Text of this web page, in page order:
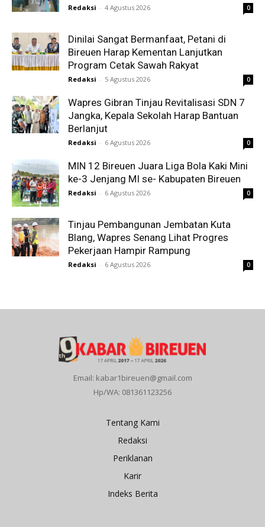
Redaksi - 4 Agustus 2026 0
Dinilai Sangat Bermanfaat, Petani di
Bireuen Harap Kementan Lanjutkan
Program Cetak Sawah Rakyat
Redaksi - 5 Agustus 2026 0
Wapres Gibran Tinjau Revitalisasi SDN 7
Jangka, Kepala Sekolah Harap Bantuan
Berlanjut
Redaksi - 6 Agustus 2026 0
MIN 12 Bireuen Juara Liga Bola Kaki Mini
ke-3 Jenjang MI se- Kabupaten Bireuen
Redaksi - 6 Agustus 2026 0
Tinjau Pembangunan Jembatan Kuta
Blang, Wapres Senang Lihat Progres
Pekerjaan Hampir Rampung
Redaksi - 6 Agustus 2026 0
Email: kabar1bireuen@gmail.com
Hp/WA: 081361123256
Tentang Kami
Redaksi
Periklanan
Karir
Indeks Berita